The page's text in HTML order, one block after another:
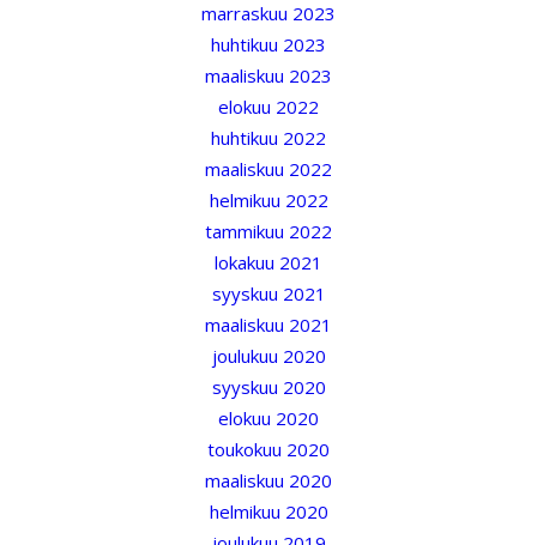
marraskuu 2023
huhtikuu 2023
maaliskuu 2023
elokuu 2022
huhtikuu 2022
maaliskuu 2022
helmikuu 2022
tammikuu 2022
lokakuu 2021
syyskuu 2021
maaliskuu 2021
joulukuu 2020
syyskuu 2020
elokuu 2020
toukokuu 2020
maaliskuu 2020
helmikuu 2020